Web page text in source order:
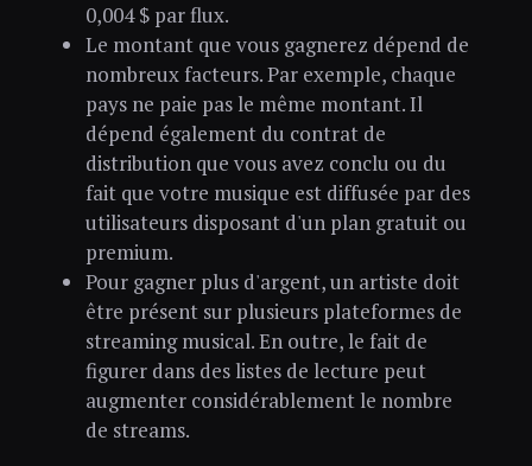
0,004 $ par flux.
Le montant que vous gagnerez dépend de
nombreux facteurs. Par exemple, chaque
pays ne paie pas le même montant. Il
dépend également du contrat de
distribution que vous avez conclu ou du
fait que votre musique est diffusée par des
utilisateurs disposant d'un plan gratuit ou
premium.
Pour gagner plus d'argent, un artiste doit
être présent sur plusieurs plateformes de
streaming musical. En outre, le fait de
figurer dans des listes de lecture peut
augmenter considérablement le nombre
de streams.